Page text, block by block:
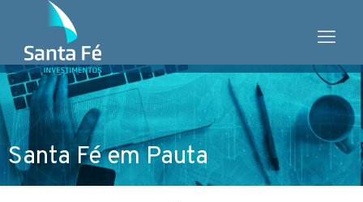
Santa Fé em Pauta